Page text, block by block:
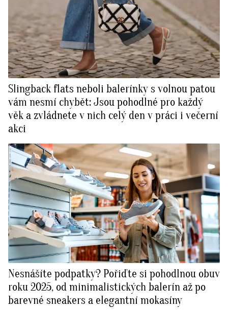
Slingback flats neboli balerínky s volnou patou
vám nesmí chybět: Jsou pohodlné pro každý
věk a zvládnete v nich celý den v práci i večerní
akci
Nesnášíte podpatky? Pořiďte si pohodlnou obuv
roku 2025, od minimalistických balerín až po
barevné sneakers a elegantní mokasíny